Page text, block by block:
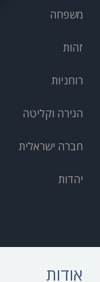
משפחה
זהות
רוחניות
הגירה וקליטה
חברה ישראלית
יהדות
אודות